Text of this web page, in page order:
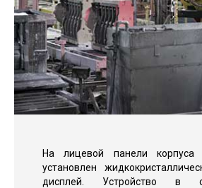
На лицевой панели корпуса
установлен
дисплей. Устройство в